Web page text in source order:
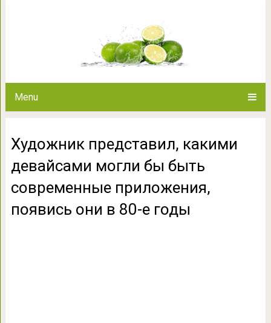
Menu
современные
Художник представил, какими
девайсами могли бы быть
современные приложения,
появись они в 80-е годы